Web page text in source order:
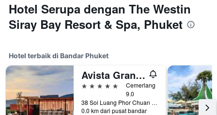
Hotel Serupa dengan The Westin
Siray Bay Resort & Spa, Phuket
Hotel terbaik di Bandar Phuket
Avista Grande Phuket Karon - MGallery (Sha Plus+)
5 bintang
Cemerlang
9.0
38 Soi Luang Phor Chuan Soi 1, Bandar Phuket, Thailand
0.0 km dari pusat bandar